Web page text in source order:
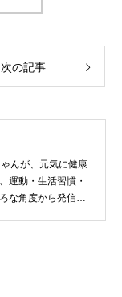
次の記事
んが、元気に健康
運動・生活習慣・
な角度から発信し